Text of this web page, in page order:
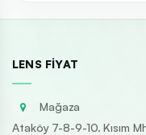
LENS FIYAT
Mağaza
Ataköy 7-8-9-10. Kısım